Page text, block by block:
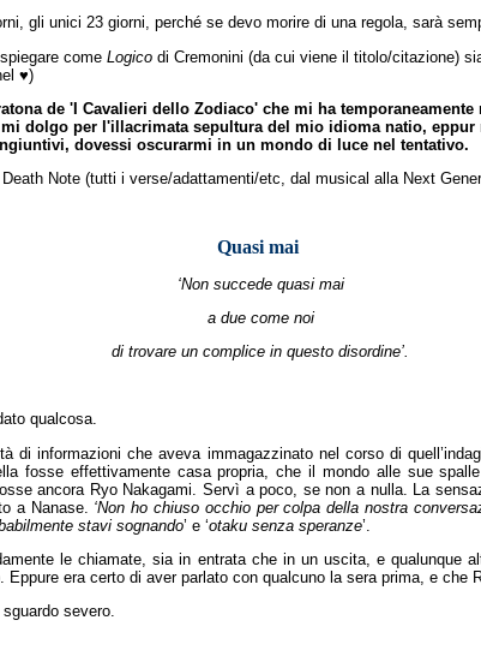
gli unici 23 giorni, perché se devo morire di una regola, sarà
comeLogico di Cremonini (da cui viene il titolo/citazione)
♥)
de 'I Cavalieri dello Zodiaco' che mi ha
dolgo per l'illacrimata sepultura del mio idioma natio,
dovessi oscurarmi in un mondo di luce nel tentativo.
Note (tutti i verse/adattamenti/etc, dal musical alla Next
Quasi mai
‘Non succede quasi mai
a due come noi
di trovare un complice in questo disordine’.
qualcosa.
di informazioni che aveva immagazzinato nel corso di
fosse effettivamente casa propria, che il mondo alle sue
ancora Ryo Nakagami. Servì a poco, se non a nulla. La
a Nanase. ‘Non ho chiuso occhio per colpa della nostra
stavi sognando’ e ‘otaku senza speranze’.
le chiamate, sia in entrata che in un uscita, e qualunque
era certo di aver parlato con qualcuno la sera prima, e che
severo.